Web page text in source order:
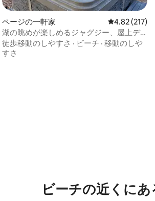
件、5つ星中5つ星の平均評価
ページの一軒家 レビュー217
4.82 (217)
湖の眺めが楽しめるジャグジー、屋上デ
ッキ、ゲームルーム、洗濯乾燥機付き
徒歩移動のしやすさ · ビーチ · 移動のしや
すさ
ビーチの近くに